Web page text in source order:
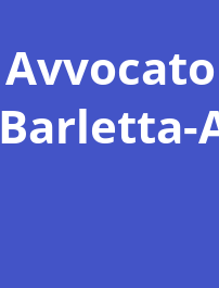
Barletta-